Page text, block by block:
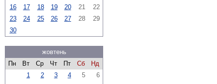
16
17 18 19 20 21
22
23
24 25 26 27 28
29
30
жовтень
Пн
Вт Ср Чт Пт Сб
Нд
1
2 3 4 5
6